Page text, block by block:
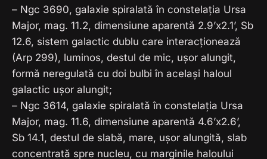
– Ngc 3690, galaxie spiralată în constelația Ursa
Major, mag. 11.2, dimensiune aparentă 2.9’x2.1’, Sb
12.6, sistem galactic dublu care interacționează
(Arp 299), luminos, destul de mic, ușor alungit,
formă neregulată cu doi bulbi în același haloul
galactic ușor alungit;
– Ngc 3614, galaxie spiralată în constelația Ursa
Major, mag. 11.6, dimensiune aparentă 4.6’x2.6’,
Sb 14.1, destul de slabă, mare, ușor alungită, slab
concentrată spre nucleu, cu marginile haloului